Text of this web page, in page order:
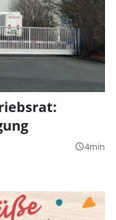
query_builder4min